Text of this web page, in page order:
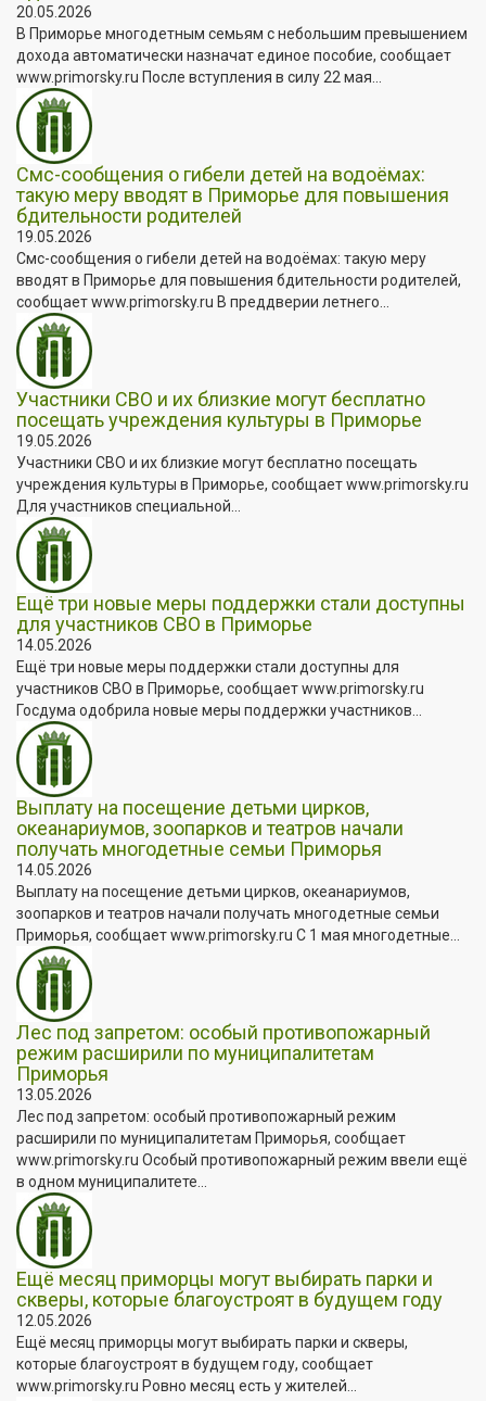
20.05.2026
В Приморье многодетным семьям с небольшим превышением
дохода автоматически назначат единое пособие, сообщает
www.primorsky.ru После вступления в силу 22 мая...
Смс-сообщения о гибели детей на водоёмах:
такую меру вводят в Приморье для повышения
бдительности родителей
19.05.2026
Смс-сообщения о гибели детей на водоёмах: такую меру
вводят в Приморье для повышения бдительности родителей,
сообщает www.primorsky.ru В преддверии летнего...
Участники СВО и их близкие могут бесплатно
посещать учреждения культуры в Приморье
19.05.2026
Участники СВО и их близкие могут бесплатно посещать
учреждения культуры в Приморье, сообщает www.primorsky.ru
Для участников специальной...
Ещё три новые меры поддержки стали доступны
для участников СВО в Приморье
14.05.2026
Ещё три новые меры поддержки стали доступны для
участников СВО в Приморье, сообщает www.primorsky.ru
Госдума одобрила новые меры поддержки участников...
Выплату на посещение детьми цирков,
океанариумов, зоопарков и театров начали
получать многодетные семьи Приморья
14.05.2026
Выплату на посещение детьми цирков, океанариумов,
зоопарков и театров начали получать многодетные семьи
Приморья, сообщает www.primorsky.ru С 1 мая многодетные...
Лес под запретом: особый противопожарный
режим расширили по муниципалитетам
Приморья
13.05.2026
Лес под запретом: особый противопожарный режим
расширили по муниципалитетам Приморья, сообщает
www.primorsky.ru Особый противопожарный режим ввели ещё
в одном муниципалитете...
Ещё месяц приморцы могут выбирать парки и
скверы, которые благоустроят в будущем году
12.05.2026
Ещё месяц приморцы могут выбирать парки и скверы,
которые благоустроят в будущем году, сообщает
www.primorsky.ru Ровно месяц есть у жителей...